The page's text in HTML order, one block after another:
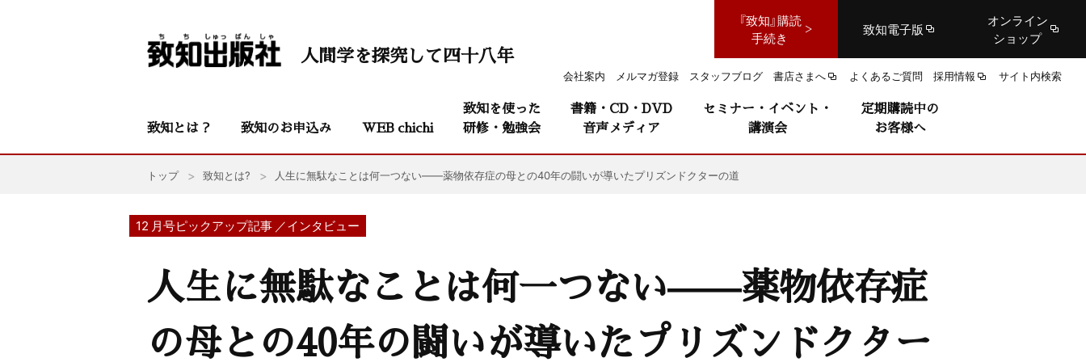
『致知』購読
手続き
致知電子版
オンライン
ショップ
会社案内 メルマガ登録 スタッフブログ 書店さまへ よくあるご質問 採用情報 サイト内検索
人間学を探究して四十八年
致知とは？ 致知のお申込み WEB chichi
致知を使った
研修・勉強会
書籍・CD・DVD
音声メディア
セミナー・イベント・
講演会
定期購読中の
お客様へ
トップ 致知とは? 人生に無駄なことは何一つない——薬物依存症の母との40年の闘いが導いたプリズンドクターの道
12 月号ピックアップ記事 ／インタビュー
人生に無駄なことは何一つない——薬物依存症
の母との40年の闘いが導いたプリズンドクター